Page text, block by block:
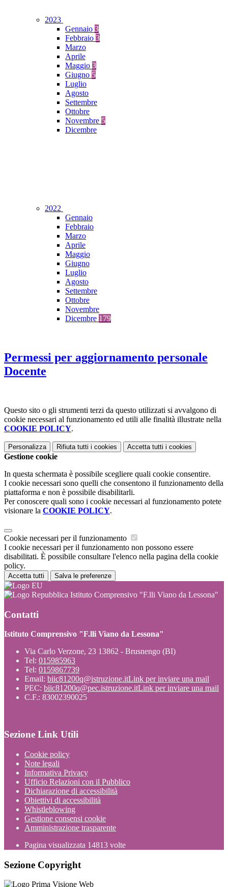
2023
Gennaio 3
Febbraio 3
Marzo
Aprile
Maggio 3
Giugno 5
Luglio
Agosto
Settembre
Ottobre
Novembre 5
Dicembre
2022
Gennaio
Febbraio
Marzo
Aprile
Maggio
Giugno
Luglio
Agosto
Settembre
Ottobre
Novembre
Dicembre 179
Permessi per aggiornamento personale
Docente
Questo sito o gli strumenti terzi da questo utilizzati si avvalgono di
cookie necessari al funzionamento ed utili alle finalità illustrate nella
COOKIE POLICY.
Personalizza Rifiuta tutti i cookies Accetta tutti i cookies
Gestione cookie
In questa schermata è possibile scegliere quali cookie consentire.
I cookie necessari sono quelli che consentono il funzionamento della
piattaforma e non è possibile disabilitarli.
Per conoscere quali sono i cookie necessari al funzionamento potete
visionare la COOKIE POLICY.
Cookie necessari per il funzionamento
I cookie necessari per il funzionamento non possono essere
disabilitati. È possibile consultare l'elenco nella pagina della cookie
policy.
Accetta tutti Salva le preferenze
Istituto Comprensivo "F.lli Viano da Lessona"
Contatti
Istituto Comprensivo "F.lli Viano da Lessona"
Via Carlo Verzone, 23 13862 - Brusnengo (BI)
Tel: 015985963
Tel: 0159867739
Email: biic81200q@istruzione.itLink per inviare una mail
PEC: biic81200q@pec.istruzione.itLink per inviare una mail
C.F.: 83002390025
Sezione Link Utili
Cookie policy
Note legali
Informativa Privacy
Ufficio Relazioni con il Pubblico
Dichiarazione di accessibilità
Obiettivi di accessibilità
Whistleblowing
Gestione consensi cookie
Amministrazione trasparente
Pagina visualizzata 14813 volte
Sezione Copyright